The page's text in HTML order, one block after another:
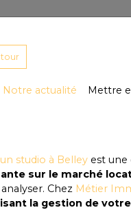
Notre actualité Mettre
studio à Belley est une
sur le marché
Chez Métier
la gestion de